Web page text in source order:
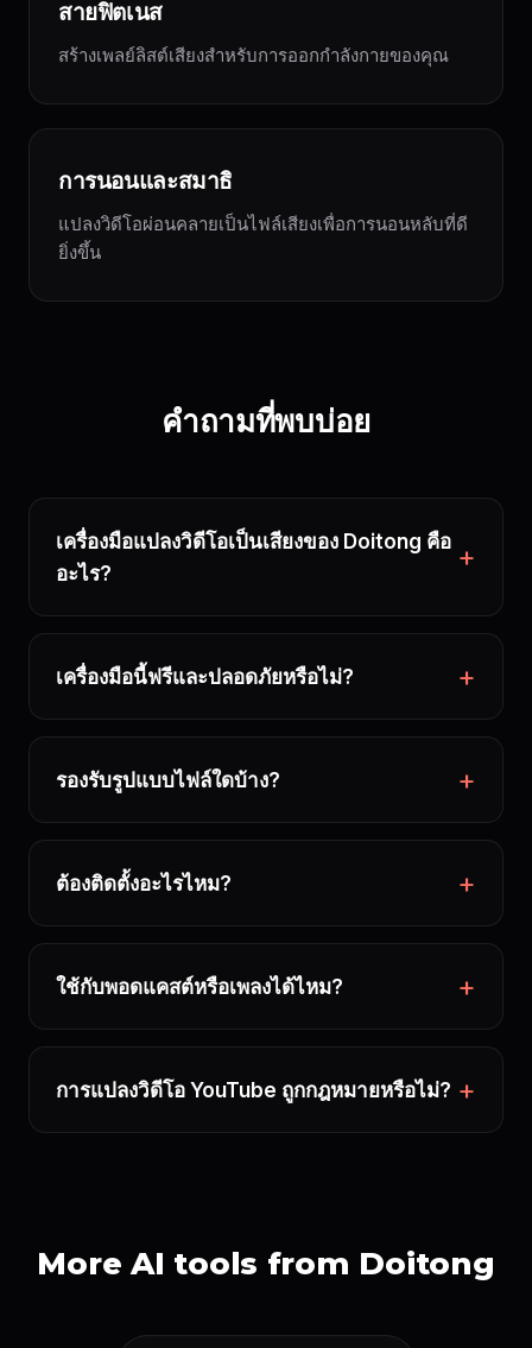
สายฟิตเนส
สร้างเพลย์ลิสต์เสียงสำหรับการออกกำลังกายของคุณ
การนอนและสมาธิ
แปลงวิดีโอผ่อนคลายเป็นไฟล์เสียงเพื่อการนอนหลับที่ดี
ยิ่งขึ้น
คำถามที่พบบ่อย
เครื่องมือแปลงวิดีโอเป็นเสียงของ Doitong คือ
อะไร?
เครื่องมือนี้ฟรีและปลอดภัยหรือไม่?
รองรับรูปแบบไฟล์ใดบ้าง?
ต้องติดตั้งอะไรไหม?
ใช้กับพอดแคสต์หรือเพลงได้ไหม?
การแปลงวิดีโอ YouTube ถูกกฎหมายหรือไม่?
More AI tools from Doitong